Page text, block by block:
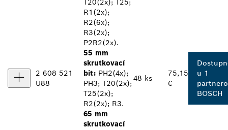
2 608 521
U88
T20(2x); T25;
R1(2x);
R2(6x);
R3(2x);
P2R2(2x).
55 mm
skrutkovací
bit: PH2(4x);
PH3; T20(2x);
T25(2x);
R2(2x); R3.
65 mm
skrutkovací
48 ks
75,15
€
u 1
BOSCH